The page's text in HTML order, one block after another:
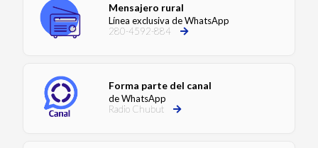
Mensajero rural
Línea exclusiva de WhatsApp
280-4592-884
Forma parte del canal
de WhatsApp
Radio Chubut